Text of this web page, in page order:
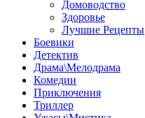
Домоводство
Здоровье
Лучшие Рецепты
Боевики
Детектив
Драма\Мелодрама
Комедии
Приключения
Триллер